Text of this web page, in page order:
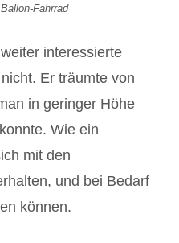
Fahrrad
interessierte
Er träumte von
in geringer Höhe
Wie ein
mit den
und bei Bedarf
können.